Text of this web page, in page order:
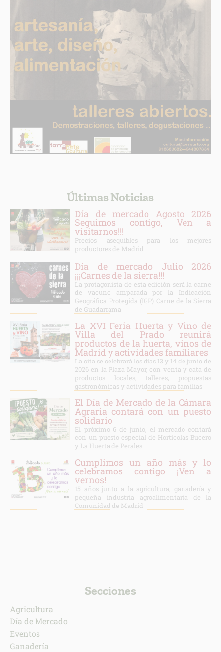
Últimas Noticias
Día de mercado Agosto 2026
Seguimos contigo, Ven a
visitarnos!!!
Precios asequibles para los mejores
productores de Madrid
Día de mercado Julio 2026
¡¡¡Carnes de la sierra!!!
La protagonista de esta edición será la carne
de vacuno amparada por la Indicación
Geográfica Protegida (IGP) Carne de la Sierra
de Guadarrama
La XVI Feria Huerta y Vino de
Villa del Prado reunirá
productos de la huerta, vinos de
Madrid y actividades familiares
La cita se celebrará los días 13 y 14 de junio de
2026 en la Plaza Mayor, con venta y cata de
productos locales, talleres, propuestas
gastronómicas y actividades para familias
El Día de Mercado de la Cámara
Agraria contará con un puesto
solidario
El próximo 6 de junio, el mercado contará
con un puesto especial de Hortícolas Bucero
y La Huerta de Perales
Cumplimos un año más y lo
celebramos contigo ¡Ven a
vernos!
15 años junto a la agricultura, ganadería y
pequeña industria agroalimentaria de la
Comunidad de Madrid
Secciones
Agricultura
Día de Mercado
Eventos
Ganadería